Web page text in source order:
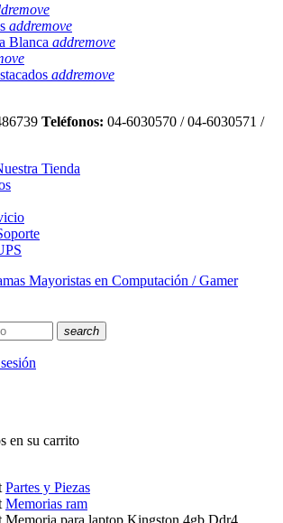
remove
addremove
Blanca addremove
addremove
Teléfonos: 04-6030570 / 04-6030571 /
Tienda
search
en su carrito
Partes y Piezas
Memorias ram
Memoria para laptop Kingston 4gb Ddr4